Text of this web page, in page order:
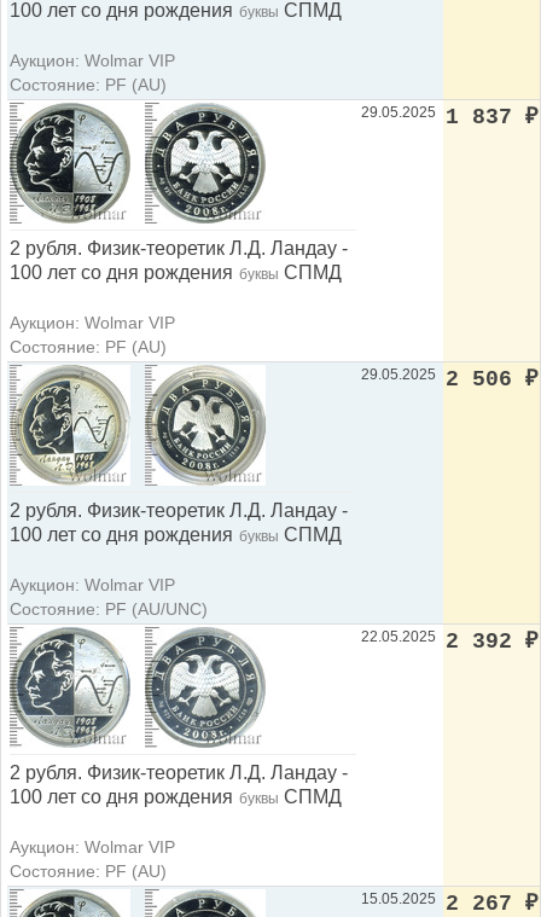
100 лет со дня рождения буквы СПМД
Аукцион: Wolmar VIP
Состояние: PF (AU)
2 рубля. Физик-теоретик Л.Д. Ландау -
100 лет со дня рождения буквы СПМД
Аукцион: Wolmar VIP
Состояние: PF (AU)
29.05.2025 1 837 ₽
2 рубля. Физик-теоретик Л.Д. Ландау -
100 лет со дня рождения буквы СПМД
Аукцион: Wolmar VIP
Состояние: PF (AU/UNC)
29.05.2025 2 506 ₽
2 рубля. Физик-теоретик Л.Д. Ландау -
100 лет со дня рождения буквы СПМД
Аукцион: Wolmar VIP
Состояние: PF (AU)
22.05.2025 2 392 ₽
15.05.2025 2 267 ₽